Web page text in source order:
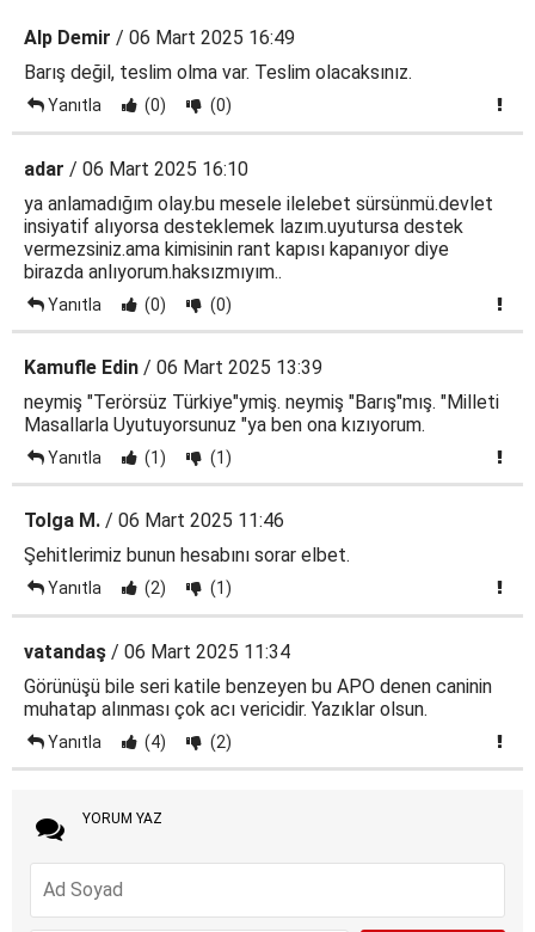
Alp Demir / 06 Mart 2025 16:49
Barış değil, teslim olma var. Teslim olacaksınız.
Yanıtla (0) (0)
adar / 06 Mart 2025 16:10
ya anlamadığım olay.bu mesele ilelebet sürsünmü.devlet
insiyatif alıyorsa desteklemek lazım.uyutursa destek
vermezsiniz.ama kimisinin rant kapısı kapanıyor diye
birazda anlıyorum.haksızmıyım..
Yanıtla (0) (0)
Kamufle Edin / 06 Mart 2025 13:39
neymiş "Terörsüz Türkiye"ymiş. neymiş "Barış"mış. "Milleti
Masallarla Uyutuyorsunuz "ya ben ona kızıyorum.
Yanıtla (1) (1)
Tolga M. / 06 Mart 2025 11:46
Şehitlerimiz bunun hesabını sorar elbet.
Yanıtla (2) (1)
vatandaş / 06 Mart 2025 11:34
Görünüşü bile seri katile benzeyen bu APO denen caninin
muhatap alınması çok acı vericidir. Yazıklar olsun.
Yanıtla (4) (2)
YORUM YAZ